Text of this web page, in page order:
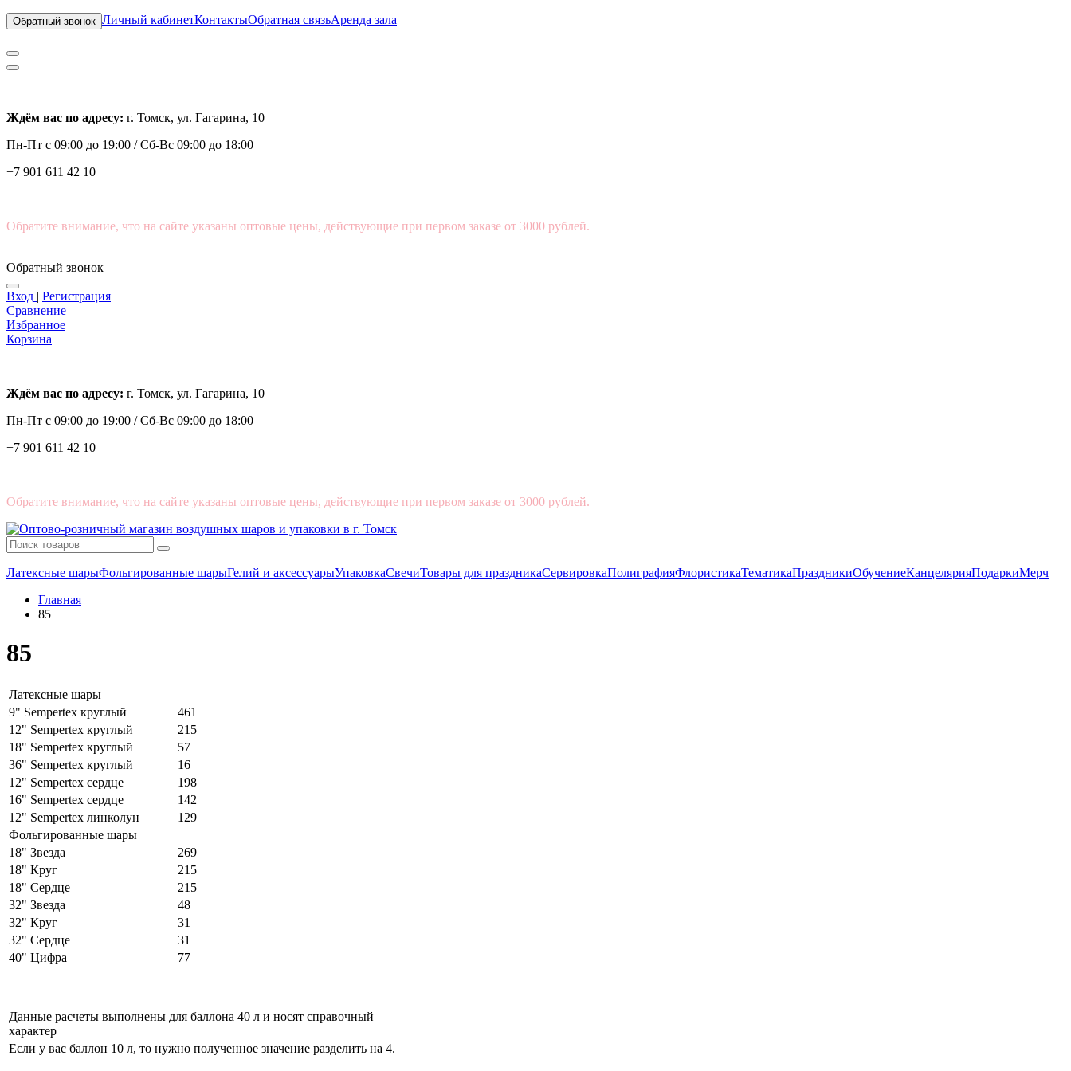
Обратный звонок Личный кабинетКонтактыОбратная связьАренда зала
Ждём вас по адресу: г. Томск, ул. Гагарина, 10
Пн-Пт с 09:00 до 19:00 /Сб-Вс 09:00 до 18:00
+7 901 611 42 10
Обратите внимание, что на сайте указаны оптовые цены, действующие при первом заказе от 3000 рублей.
Обратный звонок
Вход | Регистрация
Сравнение
Избранное
Корзина
Ждём вас по адресу: г. Томск, ул. Гагарина, 10
Пн-Пт с 09:00 до 19:00 /Сб-Вс 09:00 до 18:00
+7 901 611 42 10
Обратите внимание, что на сайте указаны оптовые цены, действующие при первом заказе от 3000 рублей.
Латексные шарыФольгированные шарыГелий и аксессуарыУпаковкаСвечиТовары для праздникаСервировкаПолиграфияФлористикаТематикаПраздникиОбучениеКанцелярияПодаркиМерч
Главная
85
85
Латексные шары
9" Sempertex круглый
461
12" Sempertex круглый
215
18" Sempertex круглый
57
36" Sempertex круглый
16
12" Sempertex сердце
198
16" Sempertex сердце
142
12" Sempertex линколун
129
Фольгированные шары
18" Звезда
269
18" Круг
215
18" Сердце
215
32" Звезда
48
32" Круг
31
32" Сердце
31
40" Цифра
77
Данные расчеты выполнены для баллона 40 л и носят справочный
характер
Если у вас баллон 10 л, то нужно полученное значение разделить на 4.